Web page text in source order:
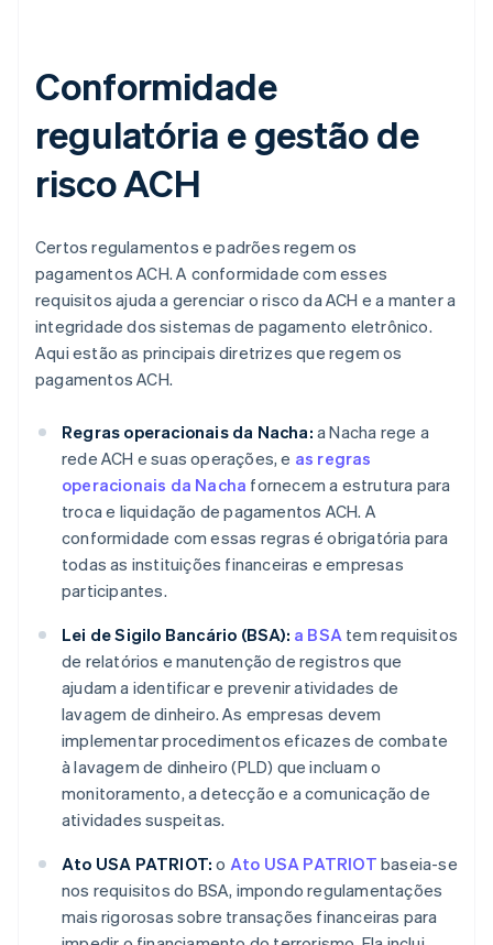
Conformidade
regulatória e gestão de
risco ACH
Certos regulamentos e padrões regem os
pagamentos ACH. A conformidade com esses
requisitos ajuda a gerenciar o risco da ACH e a manter a
integridade dos sistemas de pagamento eletrônico.
Aqui estão as principais diretrizes que regem os
pagamentos ACH.
Regras operacionais da Nacha: a Nacha rege a
rede ACH e suas operações, e as regras
operacionais da Nacha fornecem a estrutura para
troca e liquidação de pagamentos ACH. A
conformidade com essas regras é obrigatória para
todas as instituições financeiras e empresas
participantes.
Lei de Sigilo Bancário (BSA): a BSA tem requisitos
de relatórios e manutenção de registros que
ajudam a identificar e prevenir atividades de
lavagem de dinheiro. As empresas devem
implementar procedimentos eficazes de combate
à lavagem de dinheiro (PLD) que incluam o
monitoramento, a detecção e a comunicação de
atividades suspeitas.
Ato USA PATRIOT: o Ato USA PATRIOT baseia-se
nos requisitos do BSA, impondo regulamentações
mais rigorosas sobre transações financeiras para